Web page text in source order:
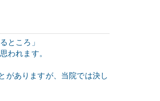
ところ」
われます。
がありますが、当院では決し